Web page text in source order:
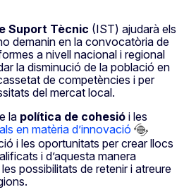
Suport Tècnic (IST) ajudarà els
demanin en la convocatòria de
a nivell nacional i regional
la disminució de la població en
de competències i per
del mercat local.
la política de cohesió i les
en matèria d’innovació
i les oportunitats per crear llocs
i d’aquesta manera
possibilitats de retenir i atreure